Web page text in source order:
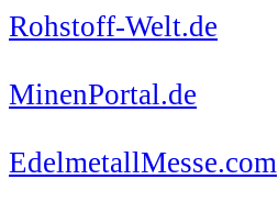
Rohstoff-Welt.de
MinenPortal.de
EdelmetallMesse.com